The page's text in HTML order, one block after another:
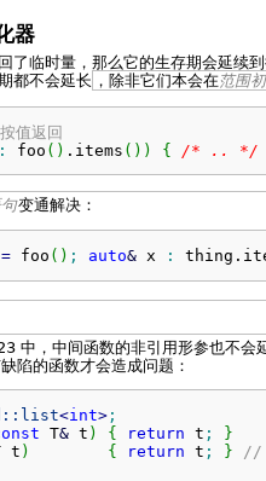
器
了临时量，那么它的生存期会延续
都不会延长 ，除非它们本会在范围
返回
: foo ( ) . items ( ) ) { /* .. */
变通解决：
= foo ( ) ; auto& x : thing.
中，中间函数的非引用形参也不会
陷的函数才会造成问题：
list<int> ;
T& t ) { return t ;
}
t ) { return t ; }
//